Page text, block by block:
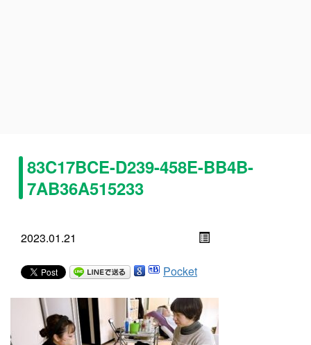
83C17BCE-D239-458E-BB4B-
7AB36A515233
2023.01.21
Pocket